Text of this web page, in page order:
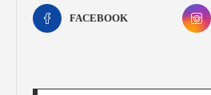
FACEBOOK